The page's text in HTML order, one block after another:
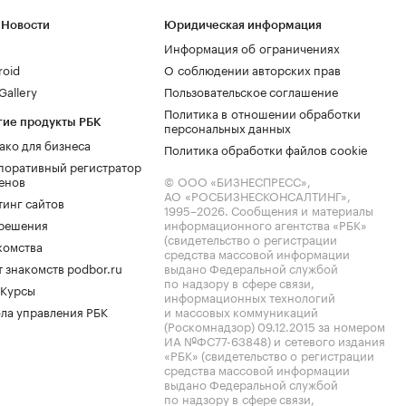
продукты РБК
для бизнеса
регистратор
сайтов
знакомств podbor.ru
управления РБК
Юридическая информация
Информация об ограничениях
О соблюдении авторских прав
Пользовательское соглашение
Политика в отношении обработки
персональных данных
Политика обработки файлов cookie
© ООО «БИЗНЕСПРЕСС»,
АО «РОСБИЗНЕСКОНСАЛТИНГ»,
1995–2026. Сообщения и материалы
информационного агентства «РБК»
(свидетельство о регистрации
средства массовой информации
выдано Федеральной службой
по надзору в сфере связи,
информационных технологий
и массовых коммуникаций
(Роскомнадзор) 09.12.2015 за номером
ИА №ФС77-63848) и сетевого издания
«РБК» (свидетельство о регистрации
средства массовой информации
выдано Федеральной службой
по надзору в сфере связи,